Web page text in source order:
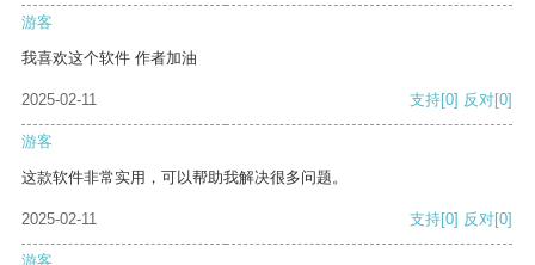
游客
我喜欢这个软件 作者加油
2025-02-11 支持[0] 反对[0]
游客
这款软件非常实用，可以帮助我解决很多问题。
2025-02-11 支持[0] 反对[0]
游客